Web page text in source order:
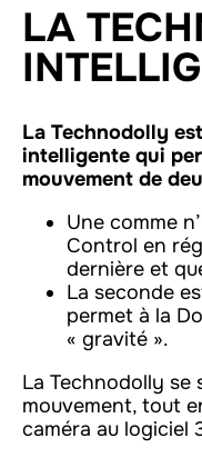
LA
La Technodolly
intelligente qui
mouvement de
Une comme
Control en
dernière et
La seconde
permet à la
« gravité ».
La Technodolly se
mouvement, tout
caméra au logiciel